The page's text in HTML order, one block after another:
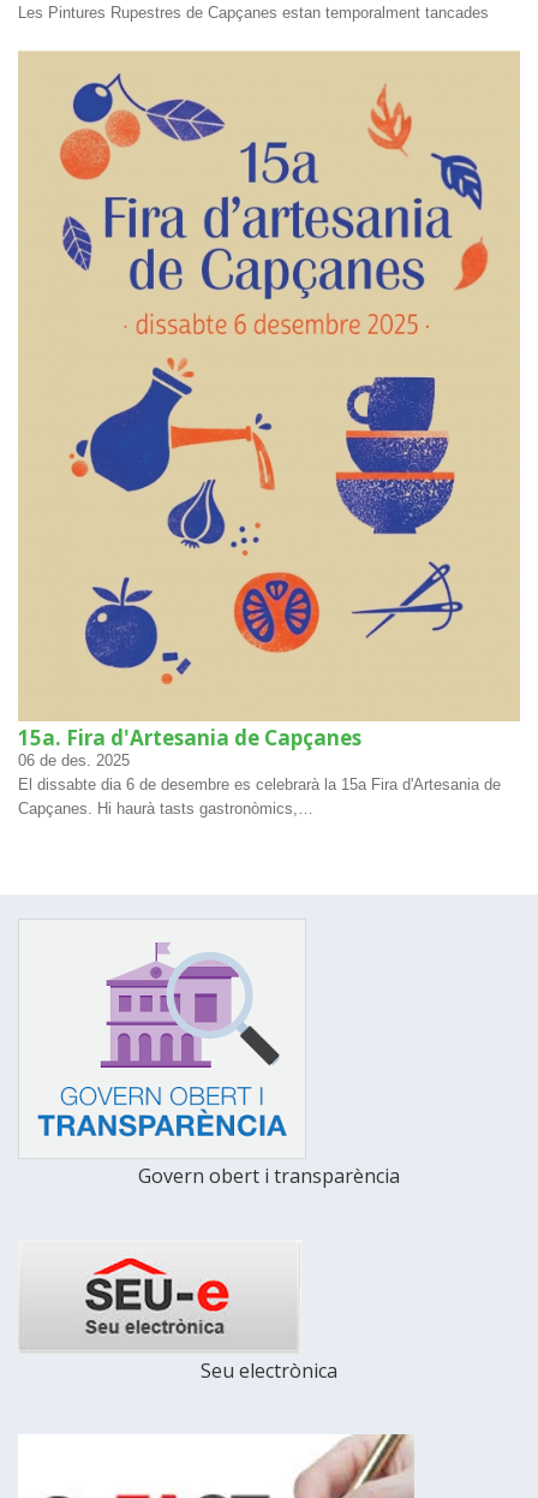
Les Pintures Rupestres de Capçanes estan temporalment tancades
15a. Fira d'Artesania de Capçanes
06 de des. 2025
El dissabte dia 6 de desembre es celebrarà la 15a Fira d'Artesania de
Capçanes. Hi haurà tasts gastronòmics,…
Govern obert i transparència
Seu electrònica